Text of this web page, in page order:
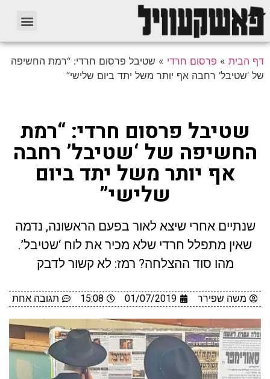
דף הבית » פרסום חרדי » שטיבל פרסום חרדי: “רמת החשיפה
של ‘שטיבל’ רחבה אף יותר משל יתד ביום שלישי”
שטיבל פרסום חרדי: “רמת
החשיפה של ‘שטיבל’ רחבה
אף יותר משל יתד ביום
שלישי”
שנתיים אחרי שיצא לאור בפעם הראשונה, נדמה
שאין מתפלל חרדי שלא מכיר את לוח ‘שטיבל’.
מהו סוד ההצלחה? רמז: לא קשור לדבק
משה שפירר 01/07/2019
15:08 תגובה אחת